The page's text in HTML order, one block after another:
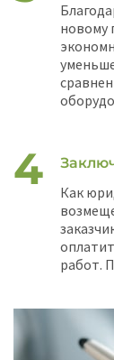
новому
Как
работ.